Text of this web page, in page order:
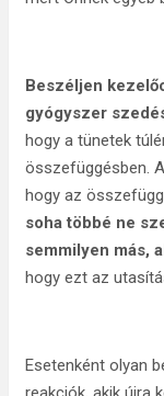
Beszéljen
gyógyszer
hogy a tünetek
összefüggésben.
hogy az
soha többé ne
semmilyen más,
hogy ezt az
Esetenként olyan